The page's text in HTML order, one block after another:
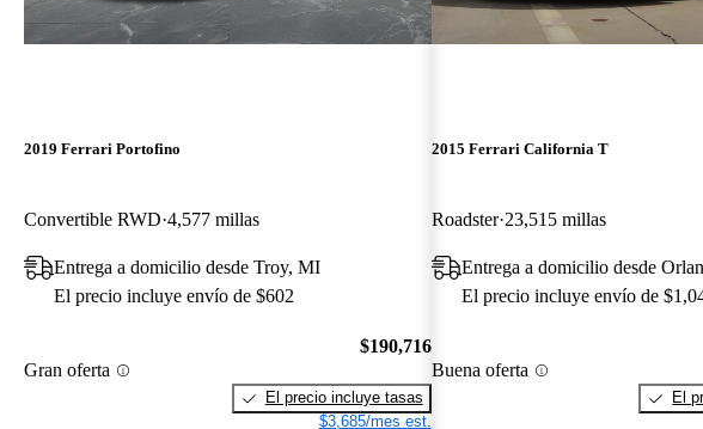
2019 Ferrari Portofino
Convertible RWD 4,577 millas
Entrega a domicilio desde Troy, MI
El precio incluye envío de $602
Gran oferta
$190,716
El precio incluye tasas
$3,685/mes est.
2015 Ferrari California T
Roadster 23,515 millas
Entrega a domicilio desde
El precio incluye envío de
Buena oferta
El